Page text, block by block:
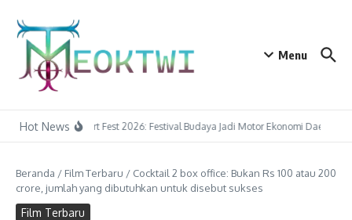
Menu
Hot NewsTapin Art Fest 2026: Festival Budaya Jadi Motor Ekonomi Daerah
Beranda / Film Terbaru / Cocktail 2 box office: Bukan Rs 100 atau 200
crore, jumlah yang dibutuhkan untuk disebut sukses
Film Terbaru